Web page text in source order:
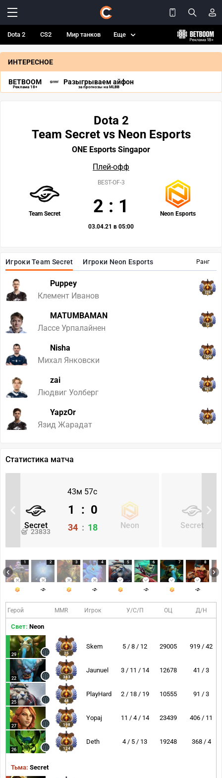
Dota 2 CS2 Мир танков Еще
ИНТЕРЕСНОЕ
BETBOOM
Реклама 18+
Разыгрываем айфон
за прогнозы на MLBB
Ранг
Игроки Team Secret Игроки Neon Esports
Puppey
Клемент Иванов
229
MATUMBAMAN
Лассе Урпалайнен
12
Nisha
Михал Янковски
1209
zai
Людвиг Уолберг
921
YapzOr
Язид Жарадат
925
Dota 2
Team Secret vs Neon Esports
ONE Esports Singapor
Плей-офф
Team Secret Neon Esports
BEST-OF-3
2 : 1
03.04.21 в 05:00
Статистика матча
43м 57с
Secret
23833
Neon
1 : 0
34 : 18 Secret
1 2 3 4 5 6 7 8
Герой MMR Игрок У/С/П ОЦ Д/Н
Свет: Neon
29 25
Skem 5 / 8 / 12 29005 919 / 42
22 383
Jaunuel 3 / 11 / 14 12678 41 / 3
25 48
PlayHard 2 / 18 / 19 10555 91 / 3
27 198
Yopaj 11 / 4 / 14 23439 406 / 11
26 124
Deth 4 / 5 / 13 19248 368 / 4
Тьма: Secret